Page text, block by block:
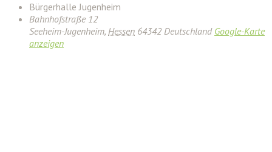
Bürgerhalle Jugenheim
Bahnhofstraße 12
Seeheim-Jugenheim, Hessen 64342 Deutschland Google-Karte
anzeigen